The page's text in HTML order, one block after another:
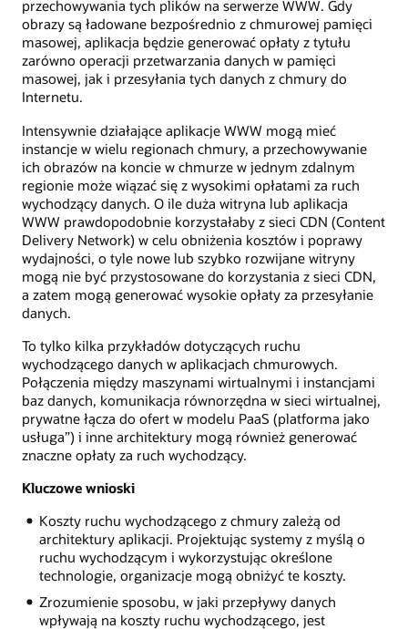
przechowywania tych plików na serwerze WWW. Gdy
obrazy są ładowane bezpośrednio z chmurowej pamięci
masowej, aplikacja będzie generować opłaty z tytułu
zarówno operacji przetwarzania danych w pamięci
masowej, jak i przesyłania tych danych z chmury do
Internetu.
Intensywnie działające aplikacje WWW mogą mieć
instancje w wielu regionach chmury, a przechowywanie
ich obrazów na koncie w chmurze w jednym zdalnym
regionie może wiązać się z wysokimi opłatami za ruch
wychodzący danych. O ile duża witryna lub aplikacja
WWW prawdopodobnie korzystałaby z sieci CDN (Content
Delivery Network) w celu obniżenia kosztów i poprawy
wydajności, o tyle nowe lub szybko rozwijane witryny
mogą nie być przystosowane do korzystania z sieci CDN,
a zatem mogą generować wysokie opłaty za przesyłanie
danych.
To tylko kilka przykładów dotyczących ruchu
wychodzącego danych w aplikacjach chmurowych.
Połączenia między maszynami wirtualnymi i instancjami
baz danych, komunikacja równorzędna w sieci wirtualnej,
prywatne łącza do ofert w modelu PaaS (platforma jako
usługa”) i inne architektury mogą również generować
znaczne opłaty za ruch wychodzący.
Kluczowe wnioski
Koszty ruchu wychodzącego z chmury zależą od
architektury aplikacji. Projektując systemy z myślą o
ruchu wychodzącym i wykorzystując określone
technologie, organizacje mogą obniżyć te koszty.
Zrozumienie sposobu, w jaki przepływy danych
wpływają na koszty ruchu wychodzącego, jest